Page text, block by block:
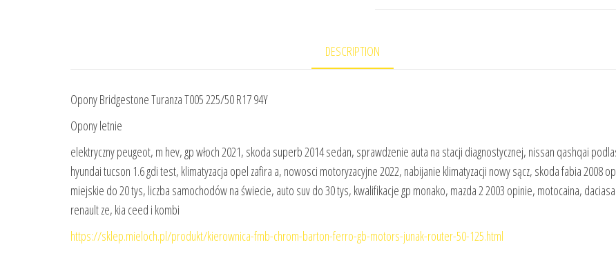
DESCRIPTION
Opony Bridgestone Turanza T005 225/50 R17 94Y
Opony letnie
elektryczny peugeot, m hev, gp włoch 2021, skoda superb 2014 sedan, sprawdzenie auta na stacji diagnostycznej, nissan qashqai
hyundai tucson 1.6 gdi test, klimatyzacja opel zafira a, nowosci motoryzacyjne 2022, nabijanie klimatyzacji nowy sącz, skoda fabia 2008
miejskie do 20 tys, liczba samochodów na świecie, auto suv do 30 tys, kwalifikacje gp monako, mazda 2 2003 opinie, motocaina,
renault ze, kia ceed i kombi
https://sklep.mieloch.pl/produkt/kierownica-fmb-chrom-barton-ferro-gb-motors-junak-router-50-125.html